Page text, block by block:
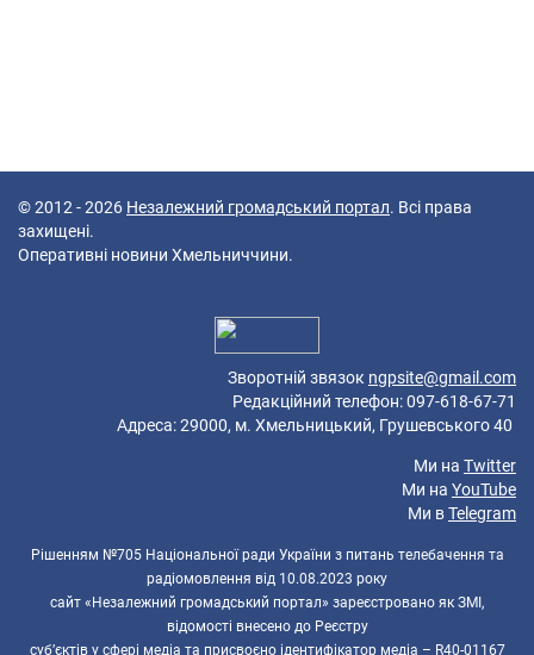
© 2012 - 2026 Незалежний громадський портал. Всі права
захищені.
Оперативні новини Хмельниччини.
Зворотній звязок ngpsite@gmail.com
Редакційний телефон: 097-618-67-71
Адреса: 29000, м. Хмельницький, Грушевського 40
Ми на Twitter
Ми на YouTube
Ми вTelegram
Рішенням №705 Національної ради України з питань телебачення та
радіомовлення від 10.08.2023 року
сайт «Незалежний громадський портал» зареєстровано як ЗМІ,
відомості внесено до Реєстру
суб’єктів у сфері медіа та присвоєно ідентифікатор медіа – R40-01167